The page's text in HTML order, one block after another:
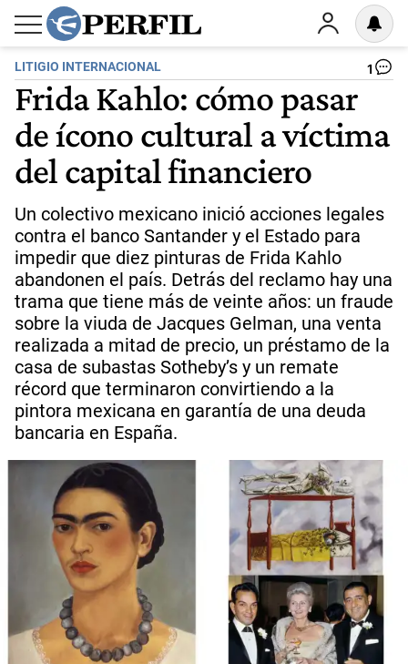
LITIGIO INTERNACIONAL 1
Frida Kahlo: cómo pasar
de ícono cultural a víctima
del capital financiero
Un colectivo mexicano inició acciones legales
contra el banco Santander y el Estado para
impedir que diez pinturas de Frida Kahlo
abandonen el país. Detrás del reclamo hay una
trama que tiene más de veinte años: un fraude
sobre la viuda de Jacques Gelman, una venta
realizada a mitad de precio, un préstamo de la
casa de subastas Sotheby’s y un remate
récord que terminaron convirtiendo a la
pintora mexicana en garantía de una deuda
bancaria en España.